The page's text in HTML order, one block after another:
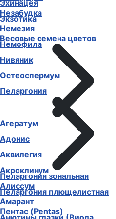
Незабудка
Немезия
Немофила
Нивяник
Остеоспермум
Пеларгония
Пеларгония зональная
Пеларгония плющелистная
Пентас (Pentas)
Эхинацея
Экзотика
Весовые семена цветов
Агератум
Адонис
Аквилегия
Акроклинум
Алиссум
Амарант
Анютины глазки (Виола